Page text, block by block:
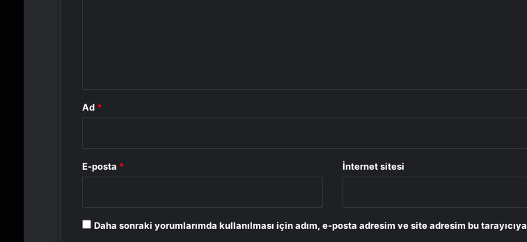
Ad *
E-posta * İnternet sitesi
Daha sonraki yorumlarımda kullanılması için adım, e-posta adresim ve site adresim bu tarayıcıya